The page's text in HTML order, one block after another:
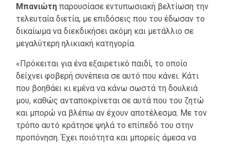
Μπανιώτη παρουσίασε εντυπωσιακή βελτίωση την
τελευταία διετία, με επιδόσεις που του έδωσαν το
δικαίωμα να διεκδικήσει ακόμη και μετάλλιο σε
μεγαλύτερη ηλικιακή κατηγορία.
«Πρόκειται για ένα εξαιρετικό παιδί, το οποίο
δείχνει φοβερή συνέπεια σε αυτό που κάνει. Κάτι
που βοηθάει κι εμένα να κάνω σωστά τη δουλειά
μου, καθώς ανταποκρίνεται σε αυτά που του ζητώ
και μπορώ να βλέπω αν έχουν αποτέλεσμα. Με τον
τρόπο αυτό κράτησε ψηλά το επίπεδό του στην
προπόνηση. Έχει ποιότητα και μπορείς άμεσα να